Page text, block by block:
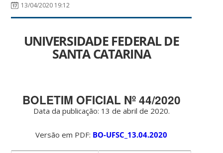
13/04/2020 19:12
UNIVERSIDADE FEDERAL DE
SANTA CATARINA
BOLETIM OFICIAL Nº 44/2020
Data da publicação: 13 de abril de 2020.
Versão em PDF: BO-UFSC_13.04.2020